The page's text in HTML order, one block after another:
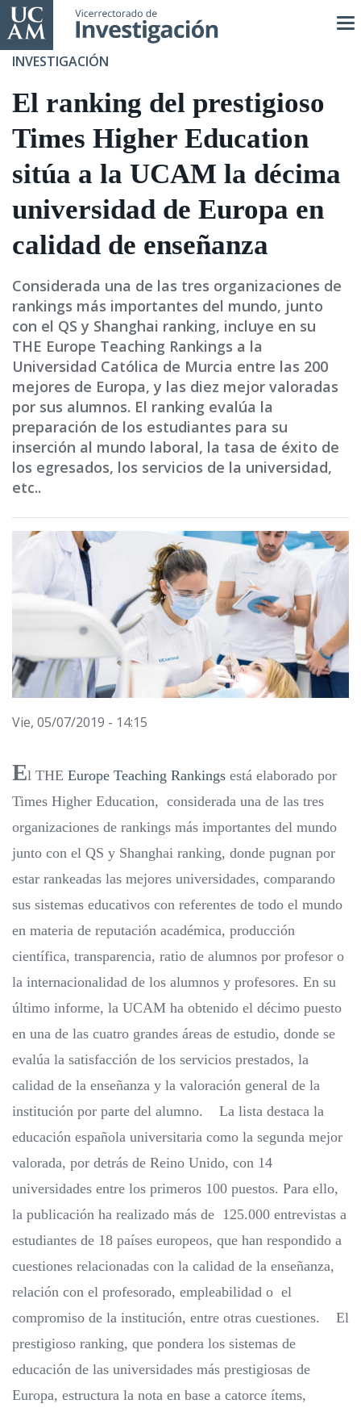
Pasar
al
contenido
INVESTIGACIÓN
El ranking del prestigioso
Times Higher Education
sitúa a la UCAM la décima
universidad de Europa en
calidad de enseñanza
Considerada una de las tres organizaciones de
rankings más importantes del mundo, junto
con el QS y Shanghai ranking, incluye en su
THE Europe Teaching Rankings a la
Universidad Católica de Murcia entre las 200
mejores de Europa, y las diez mejor valoradas
por sus alumnos. El ranking evalúa la
preparación de los estudiantes para su
inserción al mundo laboral, la tasa de éxito de
los egresados, los servicios de la universidad,
etc..
Vie, 05/07/2019 - 14:15
El THE Europe Teaching Rankings está elaborado por
Times Higher Education, considerada una de las tres
organizaciones de rankings más importantes del mundo
junto con el QS y Shanghai ranking, donde pugnan por
estar rankeadas las mejores universidades, comparando
sus sistemas educativos con referentes de todo el mundo
en materia de reputación académica, producción
científica, transparencia, ratio de alumnos por profesor o
la internacionalidad de los alumnos y profesores. En su
último informe, la UCAM ha obtenido el décimo puesto
en una de las cuatro grandes áreas de estudio, donde se
evalúa la satisfacción de los servicios prestados, la
calidad de la enseñanza y la valoración general de la
institución por parte del alumno. La lista destaca la
educación española universitaria como la segunda mejor
valorada, por detrás de Reino Unido, con 14
universidades entre los primeros 100 puestos. Para ello,
la publicación ha realizado más de 125.000 entrevistas a
estudiantes de 18 países europeos, que han respondido a
cuestiones relacionadas con la calidad de la enseñanza,
relación con el profesorado, empleabilidad o el
compromiso de la institución, entre otras cuestiones. El
prestigioso ranking, que pondera los sistemas de
educación de las universidades más prestigiosas de
Europa, estructura la nota en base a catorce ítems,